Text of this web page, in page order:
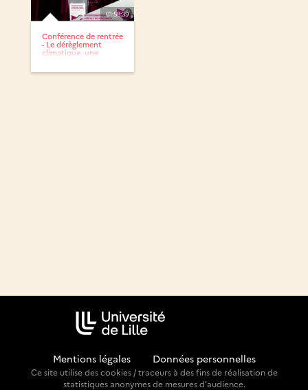
01:58:39
Conférence de rentrée
- Le dérèglement
climatique, une
Mentions légales Données personnelles
Ce site utilise des cookies / traceurs à des fins de réalisation de
statistiques anonymes de mesures d'audience.